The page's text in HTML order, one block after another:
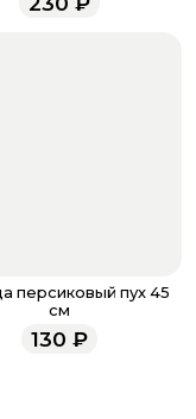
вас.
персиковый пух 45
см
130 ₽